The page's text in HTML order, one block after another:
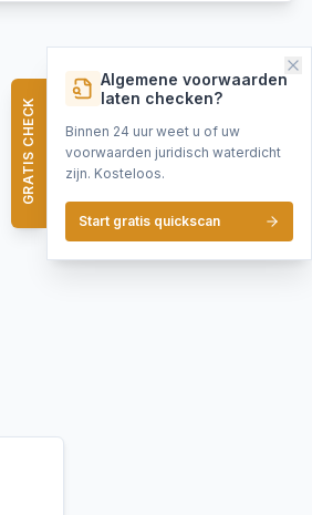
GRATIS CHECK
Algemene voorwaarden
laten checken?
Binnen 24 uur weet u of uw
voorwaarden juridisch waterdicht
zijn. Kosteloos.
Start gratis quickscan